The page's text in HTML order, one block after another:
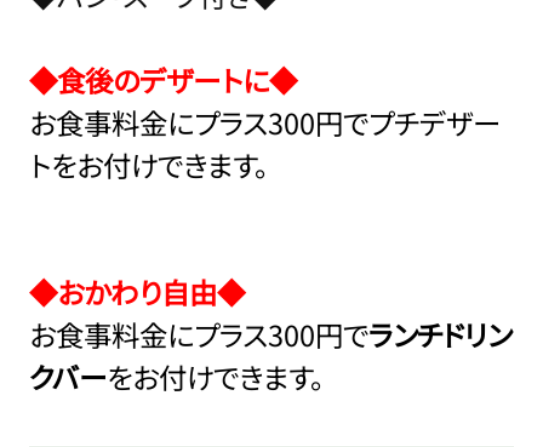
◆食後のデザートに◆
お食事料金にプラス300円でプチデザー
トをお付けできます。
◆おかわり自由◆
お食事料金にプラス300円でランチドリン
クバーをお付けできます。